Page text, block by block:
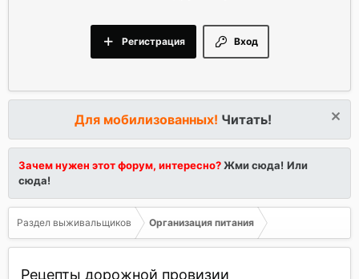
Вход
Регистрация
Для мобилизованных! Читать!
Зачем нужен этот форум, интересно?Жми сюда! Или
сюда!
Раздел выживальщиков Организация питания
Рецепты дорожной провизии